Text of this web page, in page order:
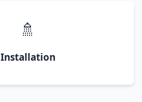
🚿
Installation